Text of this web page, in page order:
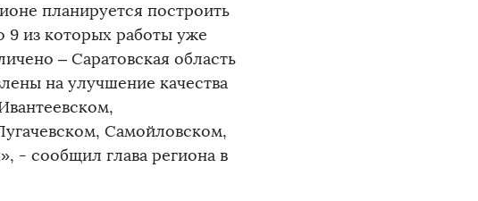
планируется построить
9 из которых работы уже
– Саратовская область
на улучшение качества
Самойловском,
- сообщил глава региона в